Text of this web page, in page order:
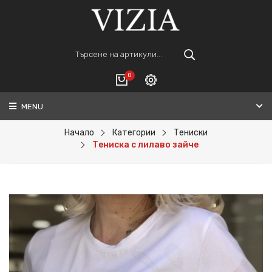
0
ВАШАТА КОЛИЧКА Е ПРАЗНА.
ПОРЪЧАЙ
Регистрация
MENU
Начало Категории
Тениски
Тениска с лилаво зайче